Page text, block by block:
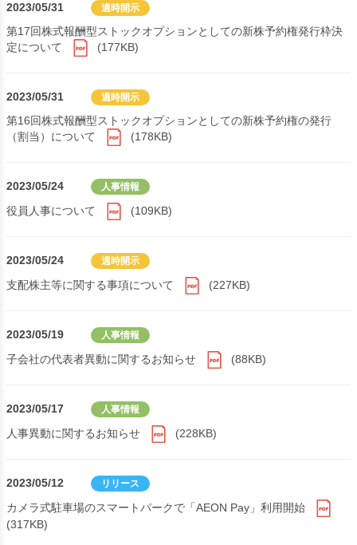
2023/05/31 適時開示
第17回株式報酬型ストックオプションとしての新株予約権発行枠決
定について
(177KB)
2023/05/31 適時開示
第16回株式報酬型ストックオプションとしての新株予約権の発行
（割当）について
(178KB)
2023/05/24 人事情報
役員人事について (109KB)
2023/05/24 適時開示
支配株主等に関する事項について (227KB)
2023/05/19 人事情報
子会社の代表者異動に関するお知らせ (88KB)
2023/05/17 人事情報
人事異動に関するお知らせ (228KB)
2023/05/12 リリース
カメラ式駐車場のスマートパークで「AEON Pay」利用開始
(317KB)